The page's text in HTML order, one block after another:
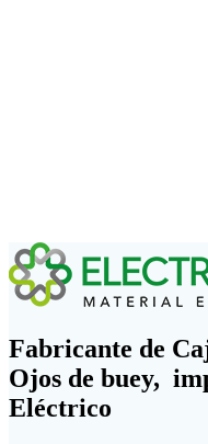
Fabricante de
Ojos de buey,
Eléctrico